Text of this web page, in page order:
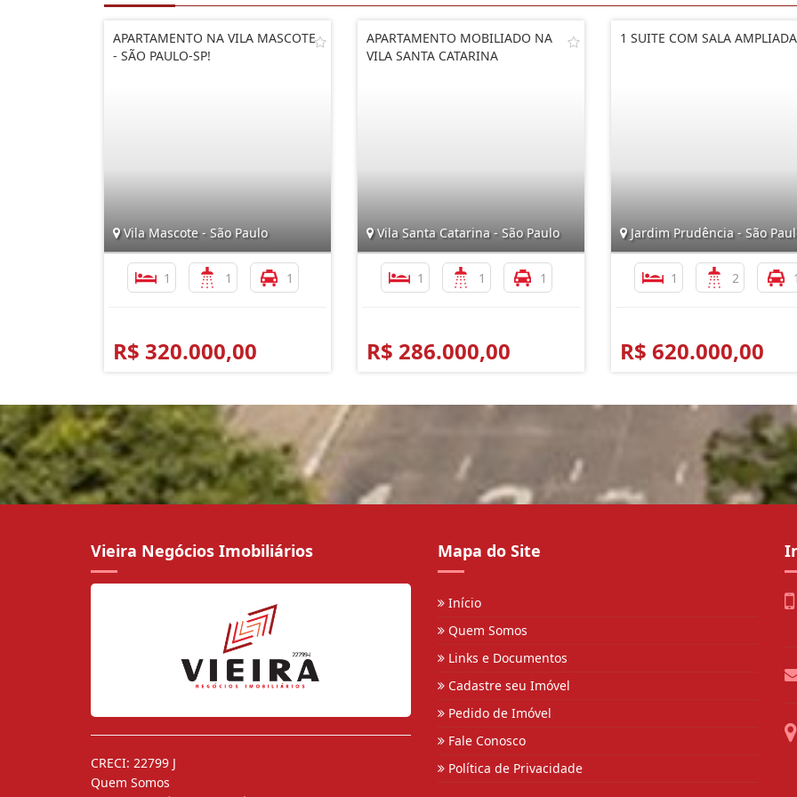
APARTAMENTO NA VILA MASCOTE
- SÃO PAULO-SP!
Vila Mascote - São Paulo
1 1 1
R$ 320.000,00
APARTAMENTO MOBILIADO NA
VILA SANTA CATARINA
Vila Santa Catarina - São Paulo
1 1 1
R$ 286.000,00
1 SUITE COM SALA AMPLIADA
Jardim Prudência - São
1 2
R$ 620.000,00
Vieira Negócios Imobiliários
CRECI: 22799 J
Quem Somos
Mapa do Site
Início
Quem Somos
Links e Documentos
Cadastre seu Imóvel
Pedido de Imóvel
Fale Conosco
Política de Privacidade